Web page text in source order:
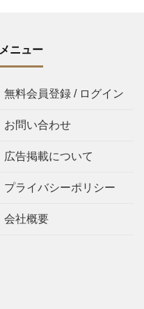
メニュー
無料会員登録 / ログイン
お問い合わせ
広告掲載について
プライバシーポリシー
会社概要